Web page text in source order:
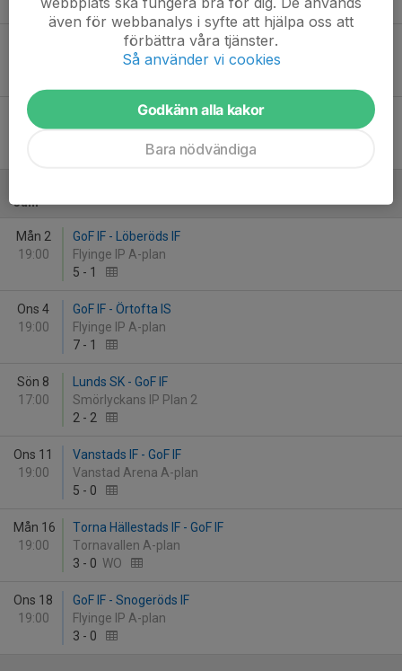
2 - 2
Örtofta IS - GoF IF
Bruksvallen IP, Örtofta A-plan
Fre 30
19:00
GoF IF - Askeröds IF
Flyinge IP A-plan
Juni
Mån 2
19:00
GoF IF - Löberöds IF
Flyinge IP A-plan
5 - 1
Ons 4
19:00
GoF IF - Örtofta IS
Flyinge IP A-plan
7 - 1
Sön 8
17:00
Lunds SK - GoF IF
Smörlyckans IP Plan 2
2 - 2
Ons 11
19:00
Vanstads IF - GoF IF
Vanstad Arena A-plan
5 - 0
Mån 16
19:00
Torna Hällestads IF - GoF IF
Tornavallen A-plan
3 - 0 WO
Ons 18
19:00
GoF IF - Snogeröds IF
Flyinge IP A-plan
3 - 0
även för webbanalys i syfte att hjälpa oss att
förbättra våra tjänster.
Så använder vi cookies
Godkänn alla kakor
Bara nödvändiga